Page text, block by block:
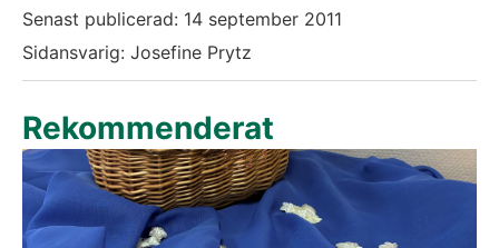
Senast publicerad: 14 september 2011
Sidansvarig: Josefine Prytz
Rekommenderat